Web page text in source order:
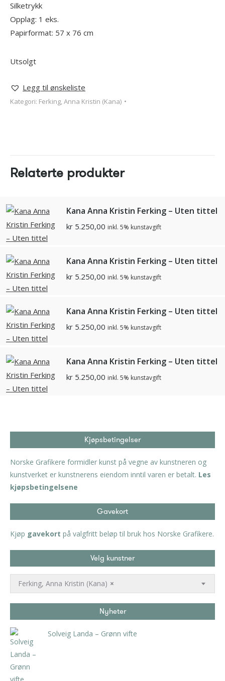
Silketrykk
Opplag: 1 eks.
Papirformat: 57 x 76 cm
Utsolgt
Legg til ønskeliste
Kategori: Ferking, Anna Kristin (Kana)
Relaterte produkter
Kana Anna Kristin Ferking – Uten tittel
kr 5.250,00 inkl. 5% kunstavgift
Kana Anna Kristin Ferking – Uten tittel
kr 5.250,00 inkl. 5% kunstavgift
Kana Anna Kristin Ferking – Uten tittel
kr 5.250,00 inkl. 5% kunstavgift
Kana Anna Kristin Ferking – Uten tittel
kr 5.250,00 inkl. 5% kunstavgift
Kjøpsbetingelser
Norske Grafikere formidler kunst på vegne av kunstneren og
kunstverket er kunstnerens eiendom inntil varen er betalt. Les
kjøpsbetingelsene
Gavekort
Kjøp gavekort på valgfritt beløp til bruk hos Norske Grafikere.
Velg kunstner
×
Ferking, Anna Kristin (Kana)
Nyheter
Solveig Landa – Grønn vifte